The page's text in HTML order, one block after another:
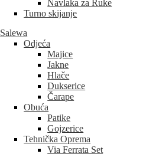
Navlaka za Ruke
Turno skijanje
Salewa
Odjeća
Majice
Jakne
Hlače
Dukserice
Čarape
Obuća
Patike
Gojzerice
Tehnička Oprema
Via Ferrata Set